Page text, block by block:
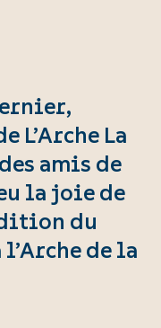
L’Arche La
amis de
la joie de
du
l’Arche de la